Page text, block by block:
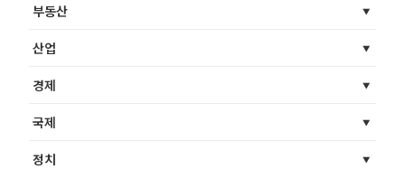
부동산
산업
경제
국제
정치